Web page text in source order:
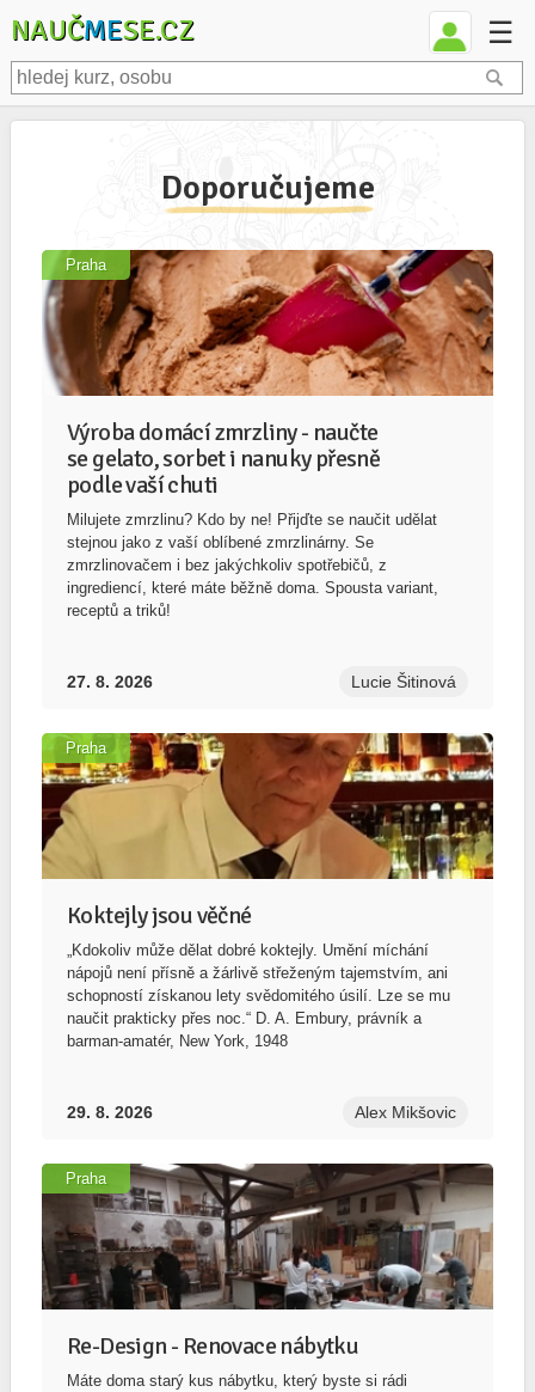
NAUČMESE.CZ ☰
Doporučujeme
Výroba domácí zmrzliny - naučte
se gelato, sorbet i nanuky přesně
podle vaší chuti
Milujete zmrzlinu? Kdo by ne! Přijďte se naučit udělat
stejnou jako z vaší oblíbené zmrzlinárny. Se
zmrzlinovačem i bez jakýchkoliv spotřebičů, z
ingrediencí, které máte běžně doma. Spousta variant,
receptů a triků!
27. 8. 2026 Lucie Šitinová
Praha
Koktejly jsou věčné
„Kdokoliv může dělat dobré koktejly. Umění míchání
nápojů není přísně a žárlivě střeženým tajemstvím, ani
schopností získanou lety svědomitého úsilí. Lze se mu
naučit prakticky přes noc.“ D. A. Embury, právník a
barman-amatér, New York, 1948
29. 8. 2026 Alex Mikšovic
Praha
Re-Design - Renovace nábytku
Máte doma starý kus nábytku, který byste si rádi
Praha